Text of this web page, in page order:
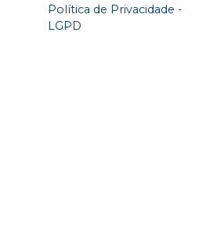
Política de Privacidade -
LGPD